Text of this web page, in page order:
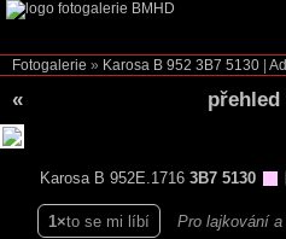
Fotogalerie » Karosa B 952 3B7 5130
« přehled
Karosa B 952E.1716 3B7 5130
1 to se mi líbí Pro lajkování